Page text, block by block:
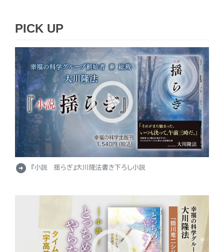
PICK UP
arrow_circle_right 『小説 揺らぎ』大川隆法書き下ろし小説